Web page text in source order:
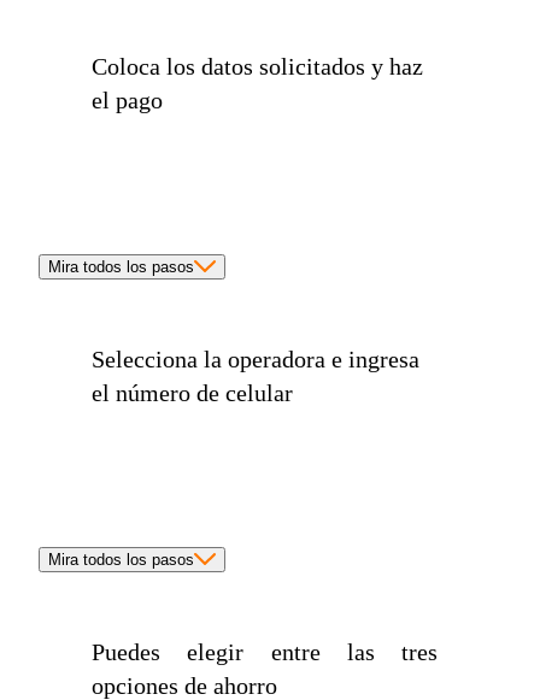
Coloca los datos solicitados y haz
el pago
Mira todos los pasos
Selecciona la operadora e ingresa
el número de celular
Mira todos los pasos
Puedes elegir entre las tres
opciones de ahorro